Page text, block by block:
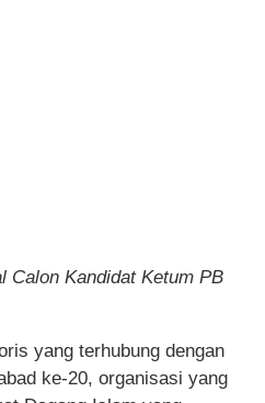
Calon Kandidat Ketum PB
yang terhubung dengan
ke-20, organisasi yang